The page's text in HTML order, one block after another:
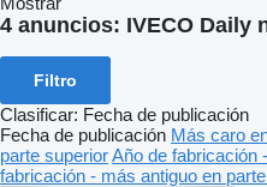
4 anuncios: IVECO Daily
Filtro
Clasificar: Fecha de publicación
Fecha de publicación Más caro
parte superiorAño de fabricación
fabricación - más antiguo en